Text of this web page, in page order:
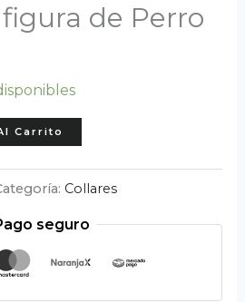
de Perro
Carrito
Collares
seguro